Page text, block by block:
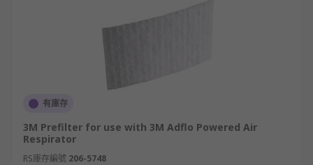
有庫存
3M Prefilter for use with 3M Adflo Powered Air
Respirator
RS庫存編號 206-5748